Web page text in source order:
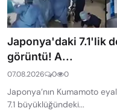
Japonya'daki 7.1'lik
görüntü! A...
07.08.2026 0 0
Japonya’nın Kumamoto
7.1 büyüklüğündeki...